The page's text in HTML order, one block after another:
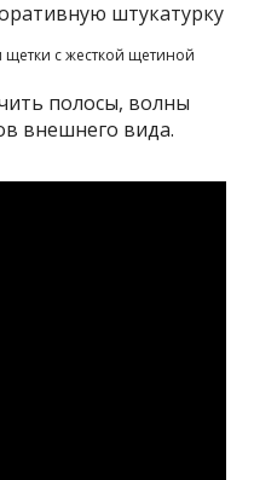
щетки с жесткой щетиной
полосы, волны
внешнего вида.